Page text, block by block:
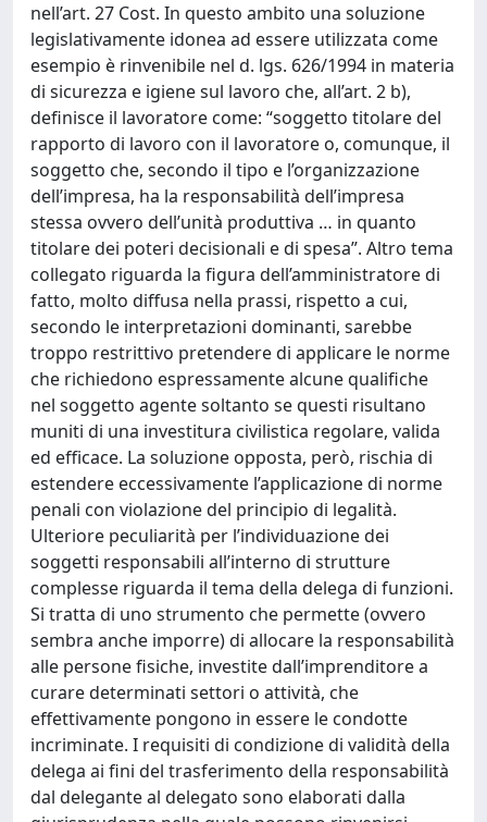
nell’art. 27 Cost. In questo ambito una soluzione
legislativamente idonea ad essere utilizzata come
esempio è rinvenibile nel d. lgs. 626/1994 in materia
di sicurezza e igiene sul lavoro che, all’art. 2 b),
definisce il lavoratore come: “soggetto titolare del
rapporto di lavoro con il lavoratore o, comunque, il
soggetto che, secondo il tipo e l’organizzazione
dell’impresa, ha la responsabilità dell’impresa
stessa ovvero dell’unità produttiva … in quanto
titolare dei poteri decisionali e di spesa”. Altro tema
collegato riguarda la figura dell’amministratore di
fatto, molto diffusa nella prassi, rispetto a cui,
secondo le interpretazioni dominanti, sarebbe
troppo restrittivo pretendere di applicare le norme
che richiedono espressamente alcune qualifiche
nel soggetto agente soltanto se questi risultano
muniti di una investitura civilistica regolare, valida
ed efficace. La soluzione opposta, però, rischia di
estendere eccessivamente l’applicazione di norme
penali con violazione del principio di legalità.
Ulteriore peculiarità per l’individuazione dei
soggetti responsabili all’interno di strutture
complesse riguarda il tema della delega di funzioni.
Si tratta di uno strumento che permette (ovvero
sembra anche imporre) di allocare la responsabilità
alle persone fisiche, investite dall’imprenditore a
curare determinati settori o attività, che
effettivamente pongono in essere le condotte
incriminate. I requisiti di condizione di validità della
delega ai fini del trasferimento della responsabilità
dal delegante al delegato sono elaborati dalla